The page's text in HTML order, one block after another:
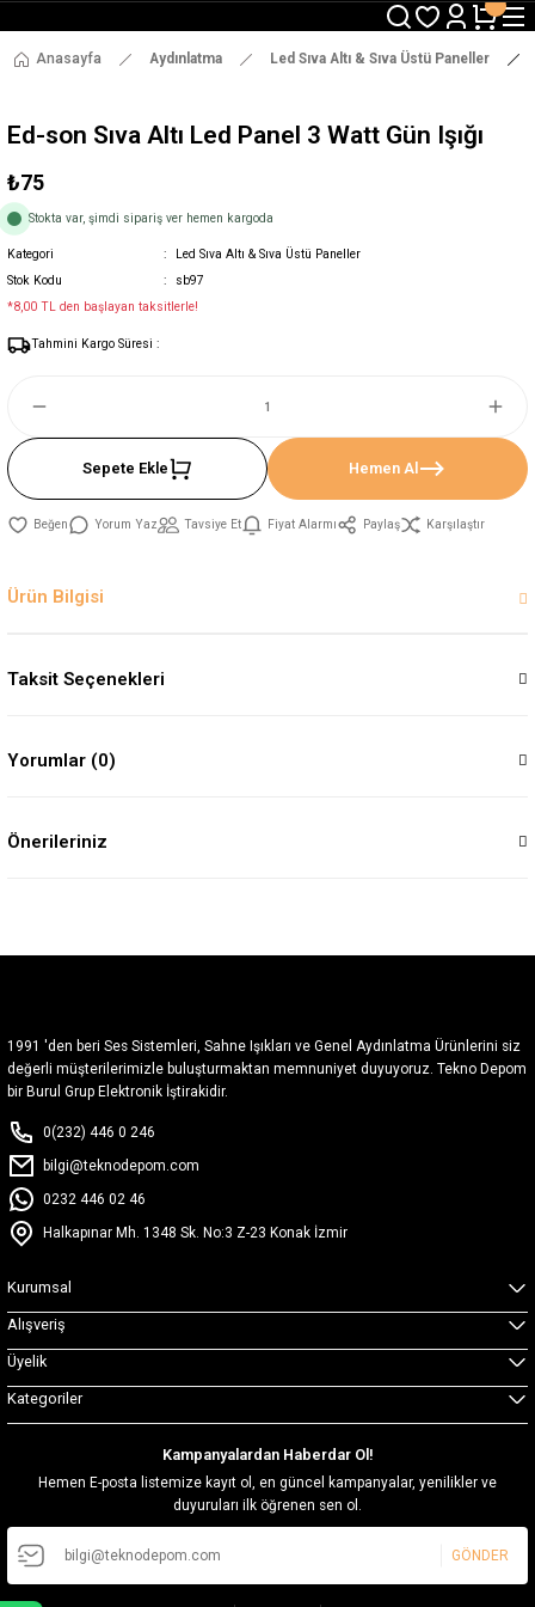
3000 TL ve Üzeri Alışverişlerde Ücretsiz Kargo !
12:00' a Kadar Verilen Siparişlerde Aynı Gün Gönderim !
3000 TL ve Üzeri Alışverişlerde Ücretsiz Kargo !
Anasayfa Aydınlatma Led Sıva Altı & Sıva Üstü Paneller
Ed-son Sıva Altı Led Panel 3 Watt Gün Işığı
₺75
Stokta var, şimdi sipariş ver hemen kargoda
Kategori
Led Sıva Altı & Sıva Üstü Paneller
Stok Kodu
sb97
*8,00 TL den başlayan taksitlerle!
Tahmini Kargo Süresi :
Sepete Ekle Hemen Al
Yorum Yaz Tavsiye Et Fiyat Alarmı Paylaş Karşılaştır
Ürün Bilgisi
Taksit Seçenekleri
Yorumlar (0)
Önerileriniz
1991 'den beri Ses Sistemleri, Sahne Işıkları ve Genel Aydınlatma Ürünlerini siz
değerli müşterilerimizle buluşturmaktan memnuniyet duyuyoruz. Tekno Depom
bir Burul Grup Elektronik İştirakidir.
0(232) 446 0 246
bilgi@teknodepom.com
0232 446 02 46
Halkapınar Mh. 1348 Sk. No:3 Z-23 Konak İzmir
Kurumsal
Alışveriş
Üyelik
Kategoriler
Kampanyalardan Haberdar Ol!
Hemen E-posta listemize kayıt ol, en güncel kampanyalar, yenilikler ve
duyuruları ilk öğrenen sen ol.
GÖNDER